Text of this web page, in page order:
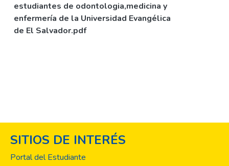
estudiantes de odontologia,medicina y
enfermería de la Universidad Evangélica
de El Salvador.pdf
SITIOS DE INTERÉS
Portal del Estudiante